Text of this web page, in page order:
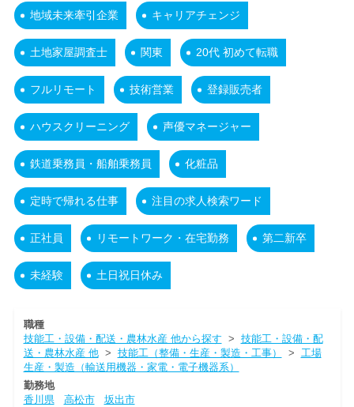
地域未来牽引企業 キャリアチェンジ
土地家屋調査士 関東 20代 初めて転職
フルリモート 技術営業 登録販売者
ハウスクリーニング 声優マネージャー
鉄道乗務員・船舶乗務員 化粧品
定時で帰れる仕事 注目の求人検索ワード
正社員 リモートワーク・在宅勤務 第二新卒
未経験 土日祝日休み
職種
技能工・設備・配送・農林水産 他から探す > 技能工・設備・配
送・農林水産 他> 技能工（整備・生産・製造・工事） > 工場
生産・製造（輸送用機器・家電・電子機器系）
勤務地
香川県
高松市
坂出市